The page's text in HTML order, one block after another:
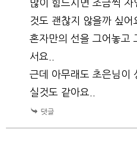
많이 힘드시면 조금씩
것도 괜찮지 않을까 싶어
혼자만의 선을 그어놓고
서요..
근데 아무래도 초은님이
실것도 같아요..